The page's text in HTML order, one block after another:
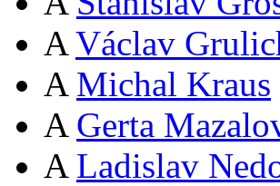
A Václav
A Michal Kraus
A Gerta
A Ladislav